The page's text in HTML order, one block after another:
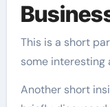
This is a short
some interesting
Another short